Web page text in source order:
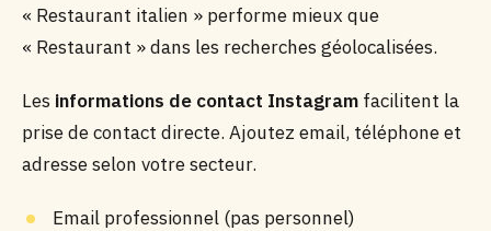
« Restaurant italien » performe mieux que
« Restaurant » dans les recherches géolocalisées.
Les informations de contact Instagram facilitent la
prise de contact directe. Ajoutez email, téléphone et
adresse selon votre secteur.
Email professionnel (pas personnel)